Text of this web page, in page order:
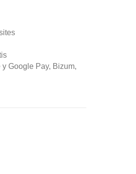
Google Pay, Bizum,